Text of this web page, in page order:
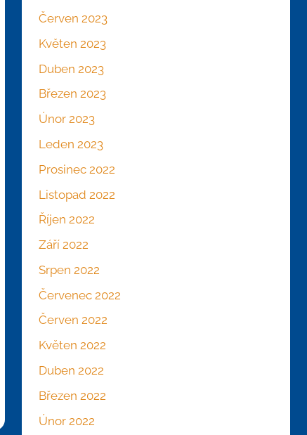
Červen 2023
Květen 2023
Duben 2023
Březen 2023
Únor 2023
Leden 2023
Prosinec 2022
Listopad 2022
Říjen 2022
Září 2022
Srpen 2022
Červenec 2022
Červen 2022
Květen 2022
Duben 2022
Březen 2022
Únor 2022